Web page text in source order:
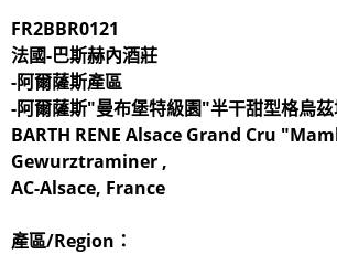
FR2BBR0121
法國-巴斯赫內酒莊
-阿爾薩斯產區
-阿爾薩斯"曼布堡特級園"半干甜型格烏
BARTH RENE Alsace Grand Cru
Gewurztraminer ,
AC-Alsace, France
產區/Region：